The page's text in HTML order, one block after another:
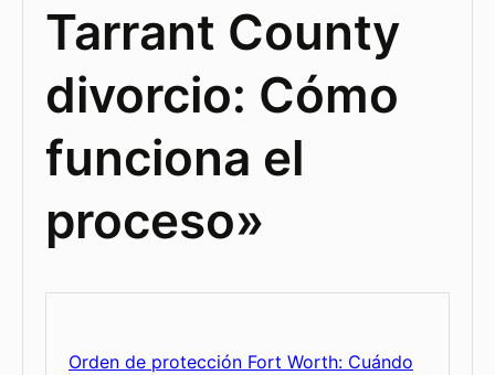
Tarrant County
divorcio: Cómo
funciona el
proceso»
Orden de protección Fort Worth: Cuándo